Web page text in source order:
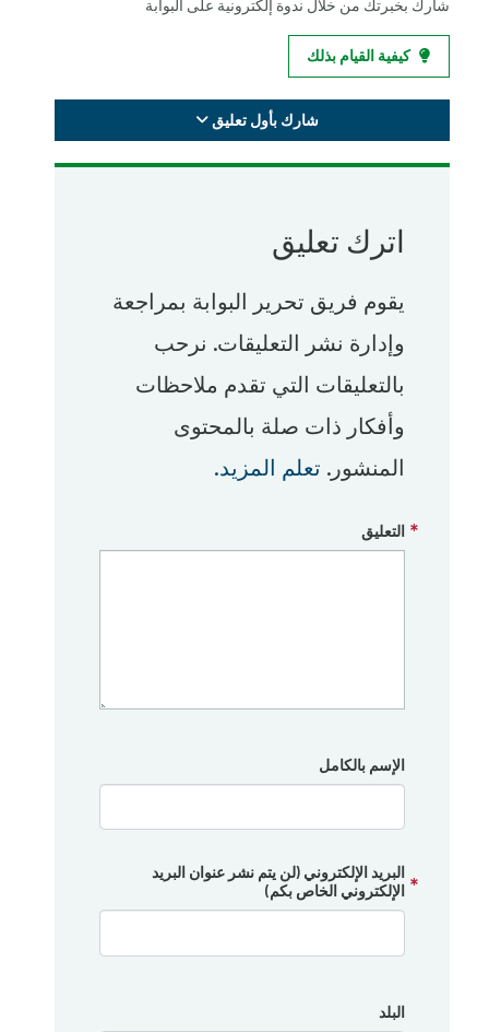
شارك بخبرتك من خلال ندوة إلكترونية على البوابة
كيفية القيام بذلك
شارك بأول تعليق
اترك تعليق
يقوم فريق تحرير البوابة بمراجعة
وإدارة نشر التعليقات. نرحب
بالتعليقات التي تقدم ملاحظات
وأفكار ذات صلة بالمحتوى
المنشور.تعلم المزيد.
التعليق
الإسم بالكامل
البريد الإلكتروني (لن يتم نشر عنوان البريد
الإلكتروني الخاص بكم)
البلد